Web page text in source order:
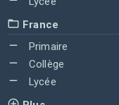
France
Primaire
Collège
Lycée